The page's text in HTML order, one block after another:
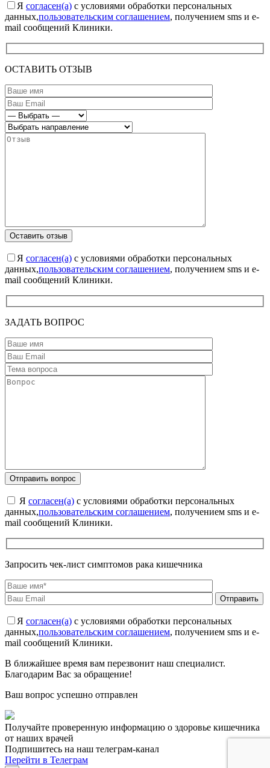
Я согласен(а) с условиями обработки персональных
данных,пользовательским соглашением, получением sms и e-
mail сообщений Клиники.
ОСТАВИТЬ ОТЗЫВ
Я согласен(а) с условиями обработки персональных
данных,пользовательским соглашением, получением sms и e-
mail сообщений Клиники.
ЗАДАТЬ ВОПРОС
Я согласен(а) с условиями обработки персональных
данных,пользовательским соглашением, получением sms и e-
mail сообщений Клиники.
Запросить чек-лист симптомов рака кишечника
Я согласен(а) с условиями обработки персональных
данных,пользовательским соглашением, получением sms и e-
mail сообщений Клиники.
В ближайшее время вам перезвонит наш специалист.
Благодарим Вас за обращение!
Ваш вопрос успешно отправлен
Получайте проверенную информацию о здоровье кишечника
от наших врачей
Подпишитесь на наш телеграм-канал
Перейти в Телеграм